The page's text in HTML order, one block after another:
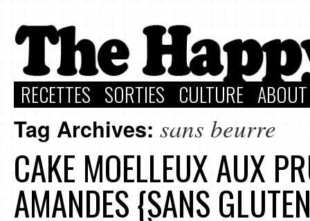
RECETTES SORTIES CULTURE
Tag Archives: sans beurre
CAKE MOELLEUX AUX
AMANDES {SANS